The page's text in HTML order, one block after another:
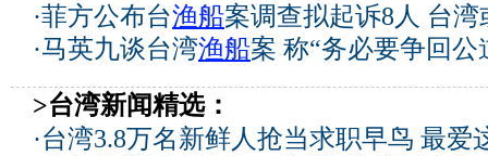
·菲方公布台渔船案调查拟起诉8人 台
·马英九谈台湾渔船案 称“务必要争回公
>台湾新闻精选：
·台湾3.8万名新鲜人抢当求职早鸟 最爱